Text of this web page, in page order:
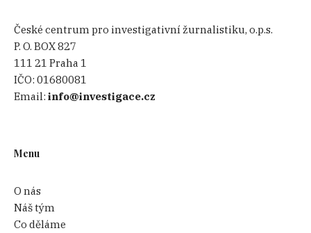
České centrum pro investigativní žurnalistiku, o.p.s.
P. O. BOX 827
111 21 Praha 1
IČO:01680081
Email:info@investigace.cz
Menu
O nás
Náš tým
Co děláme